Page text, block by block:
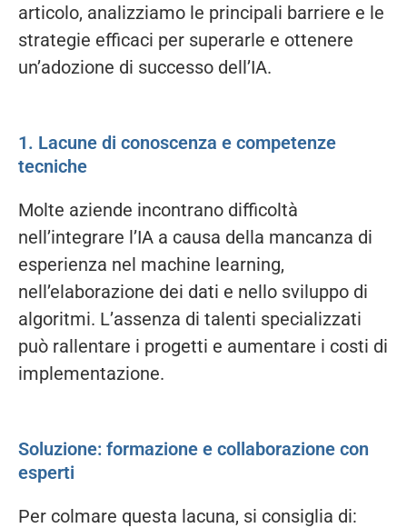
articolo, analizziamo le principali barriere e le
strategie efficaci per superarle e ottenere
un’adozione di successo dell’IA.
1. Lacune di conoscenza e competenze
tecniche
Molte aziende incontrano difficoltà
nell’integrare l’IA a causa della mancanza di
esperienza nel machine learning,
nell’elaborazione dei dati e nello sviluppo di
algoritmi. L’assenza di talenti specializzati
può rallentare i progetti e aumentare i costi di
implementazione.
Soluzione: formazione e collaborazione con
esperti
Per colmare questa lacuna, si consiglia di: